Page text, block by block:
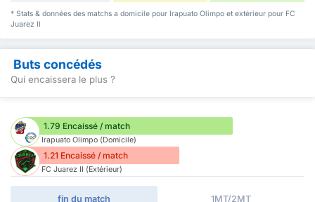
* Stats & données des matchs a domicile pour Irapuato Olimpo et extérieur pour FC
Juarez II
Buts concédés
Qui encaissera le plus ?
1.79 Encaissé / match
Irapuato Olimpo (Domicile)
1.21 Encaissé / match
FC Juarez II (Extérieur)
fin du match 1MT/2MT